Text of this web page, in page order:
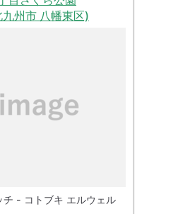
州市 八幡東区)
チ - コトブキ エルウェル